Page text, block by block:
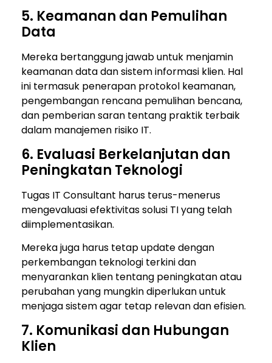
5. Keamanan dan Pemulihan
Data
Mereka bertanggung jawab untuk menjamin
keamanan data dan sistem informasi klien. Hal
ini termasuk penerapan protokol keamanan,
pengembangan rencana pemulihan bencana,
dan pemberian saran tentang praktik terbaik
dalam manajemen risiko IT.
6. Evaluasi Berkelanjutan dan
Peningkatan Teknologi
Tugas IT Consultant harus terus-menerus
mengevaluasi efektivitas solusi TI yang telah
diimplementasikan.
Mereka juga harus tetap update dengan
perkembangan teknologi terkini dan
menyarankan klien tentang peningkatan atau
perubahan yang mungkin diperlukan untuk
menjaga sistem agar tetap relevan dan efisien.
7. Komunikasi dan Hubungan
Klien